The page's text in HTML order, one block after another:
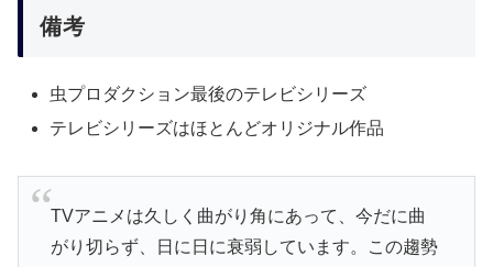
備考
虫プロダクション最後のテレビシリーズ
テレビシリーズはほとんどオリジナル作品
TVアニメは久しく曲がり角にあって、今だに曲
がり切らず、日に日に衰弱しています。この趨勢